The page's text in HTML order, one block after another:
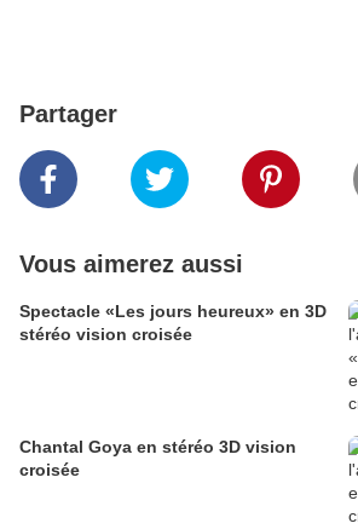
Partager
Vous aimerez aussi
Spectacle «Les jours heureux» en 3D
stéréo vision croisée
Chantal Goya en stéréo 3D vision
croisée